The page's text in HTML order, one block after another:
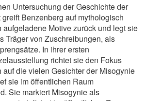
Untersuchung der Geschichte der
Benzenberg auf mythologisch
aufgeladene Motive zurück und legt sie
Träger von Zuschreibungen, als
In ihrer ersten
richtet sie den Fokus
auf die vielen Gesichter der Misogynie
sie im öffentlichen Raum
Sie markiert Misogynie als